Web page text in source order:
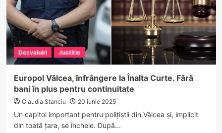
câini
a
intrat
în
curtea
și
i-
a
toate
păsările
Dezvaluiri Justitie
Europol Vâlcea, înfrângere la Înalta Curte. Fără
bani în plus pentru continuitate
Claudia Stanciu 20 iunie 2025
Un capitol important pentru polițiștii din Vâlcea și, implicit
din toată țara, se încheie. După...